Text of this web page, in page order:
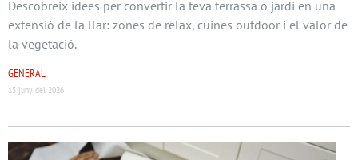
Descobreix idees per convertir la teva terrassa o jardí en una
extensió de la llar: zones de relax, cuines outdoor i el valor de
la vegetació.
GENERAL
15 juny del 2026